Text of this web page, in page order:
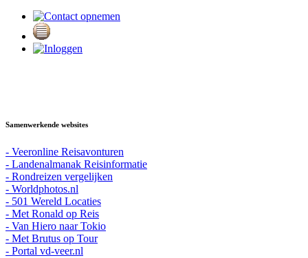
Samenwerkende websites
- Veeronline Reisavonturen
- Landenalmanak Reisinformatie
- Rondreizen vergelijken
- Worldphotos.nl
- 501 Wereld Locaties
- Met Ronald op Reis
- Van Hiero naar Tokio
- Met Brutus op Tour
- Portal vd-veer.nl